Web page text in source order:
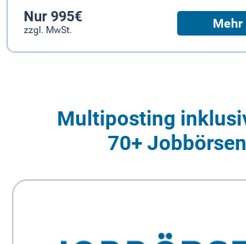
Nur 995€
zzgl. MwSt.
Multiposting
70+ Jobbörsen